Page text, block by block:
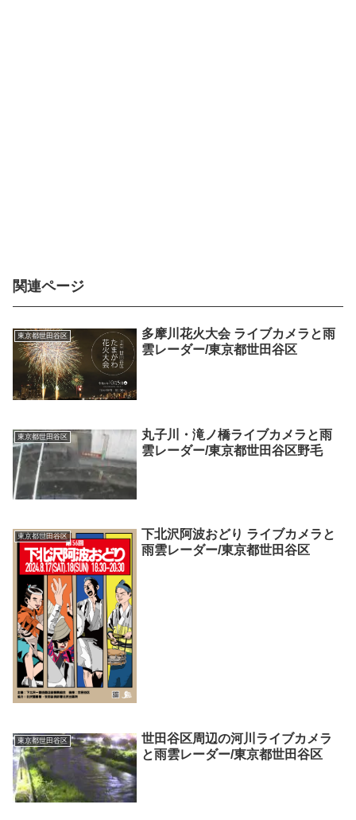
関連ページ
東京都世田谷区
多摩川花火大会 ライブカメラと雨
雲レーダー/東京都世田谷区
東京都世田谷区
丸子川・滝ノ橋ライブカメラと雨
雲レーダー/東京都世田谷区野毛
東京都世田谷区
下北沢阿波おどり ライブカメラと
雨雲レーダー/東京都世田谷区
東京都世田谷区
世田谷区周辺の河川ライブカメラ
と雨雲レーダー/東京都世田谷区